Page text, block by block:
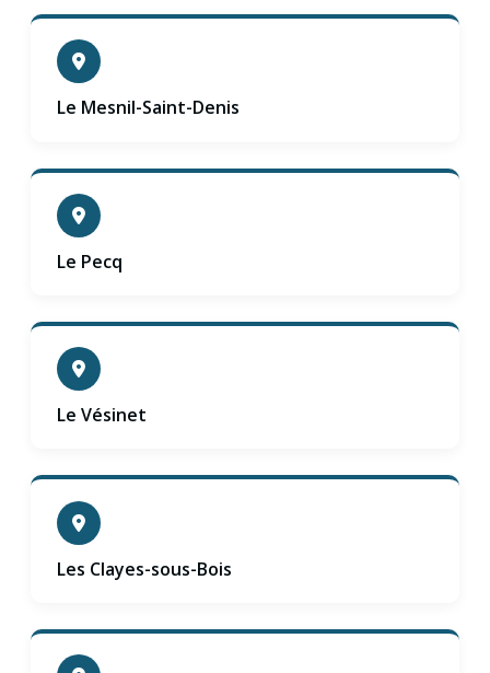
Le Mesnil-Saint-Denis
Le Pecq
Le Vésinet
Les Clayes-sous-Bois